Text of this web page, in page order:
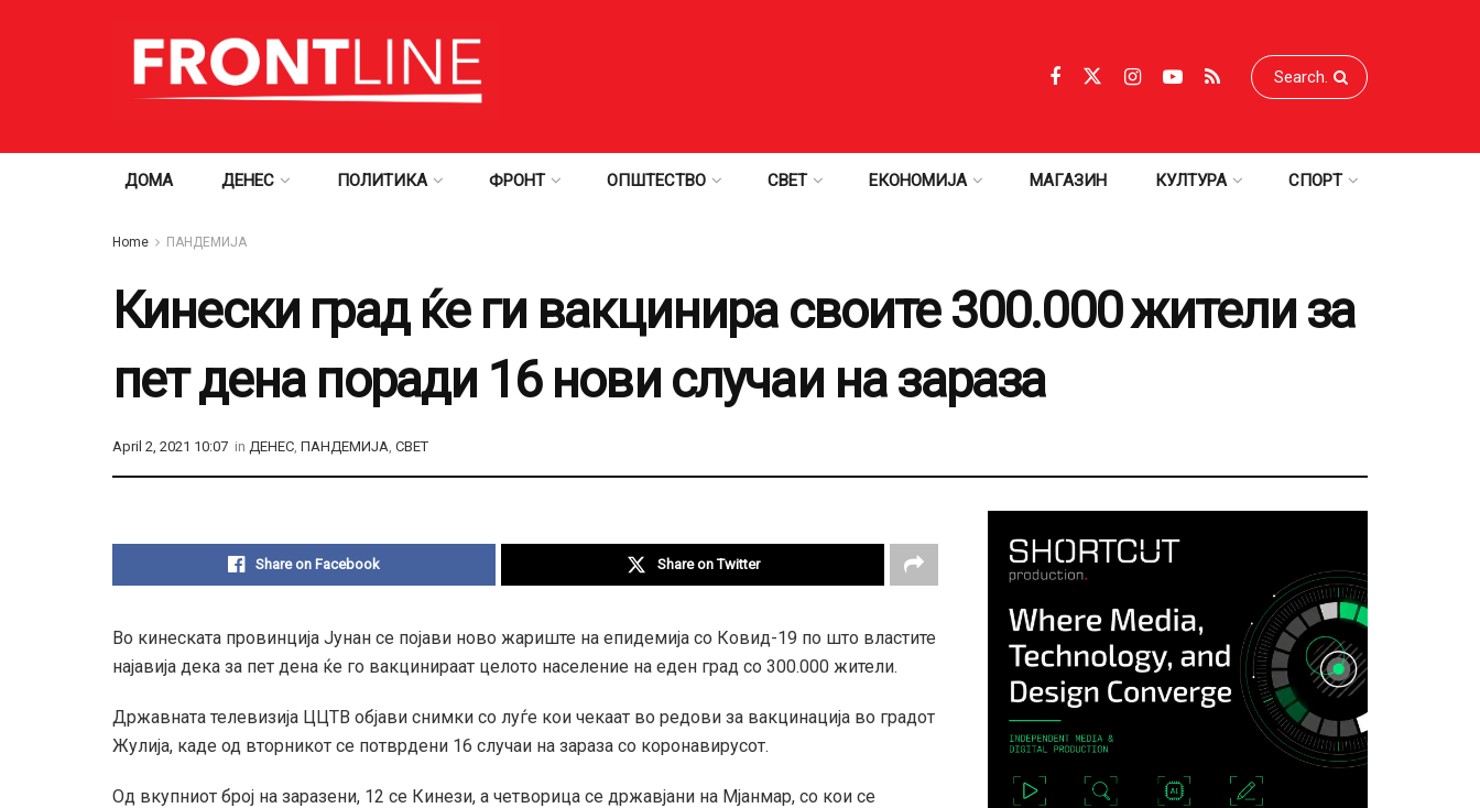
ДОМА ДЕНЕС ПОЛИТИКА ФРОНТ ОПШТЕСТВО СВЕТ ЕКОНОМИЈА МАГАЗИН КУЛТУРА СПОРТ
Home ПАНДЕМИЈА
Кинески град ќе ги вакцинира своите 300.000 жители за
пет дена поради 16 нови случаи на зараза
April 2, 2021 10:07 in ДЕНЕС, ПАНДЕМИЈА, СВЕТ
Share on Facebook Share on Twitter
Во кинеската провинција Јунан се појави ново жариште на епидемија со Ковид-19 по што властите
најавија дека за пет дена ќе го вакцинираат целото население на еден град со 300.000 жители.
Државната телевизија ЦЦТВ објави снимки со луѓе кои чекаат во редови за вакцинација во градот
Жулија, каде од вторникот се потврдени 16 случаи на зараза со коронавирусот.
Од вкупниот број на заразени, 12 се Кинези, а четворица се државјани на Мјанмар, со кои се